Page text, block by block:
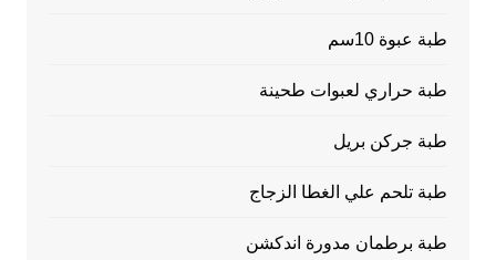
طبة عبوة 10سم
طبة حراري لعبوات طحينة
طبة جركن بريل
طبة تلحم علي الغطا الزجاج
طبة برطمان مدورة اندكشن